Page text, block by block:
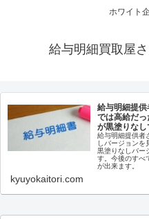
ホワイト
給与明細買取屋
給与明細提
では高給だっ
が黒塗りなし
給与明細提供者
しバージョンを
黒塗りなしバー
す。今後のすべ
が出来ます。
kyuyokaitori.com